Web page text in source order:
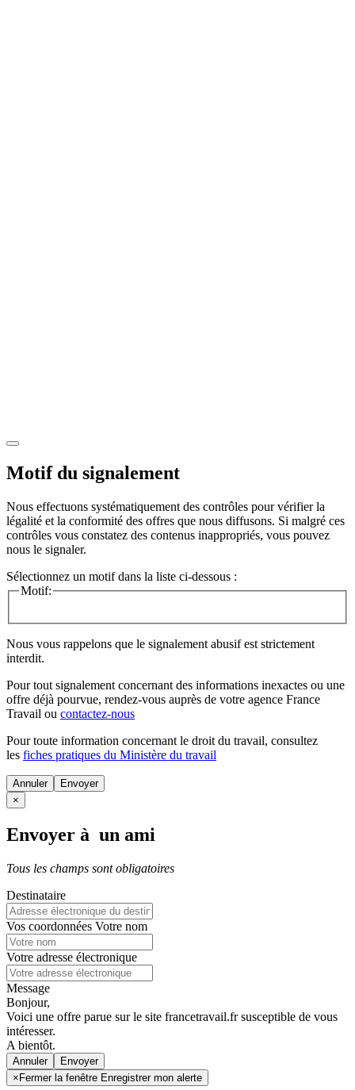
Motif du signalement
Nous effectuons systématiquement des contrôles pour vérifier la
légalité et la conformité des offres que nous diffusons. Si malgré ces
contrôles vous constatez des contenus inappropriés, vous pouvez
nous le signaler.
Sélectionnez un motif dans la liste ci-dessous :
Motif:
Nous vous rappelons que le signalement abusif est strictement
interdit.
Pour tout signalement concernant des informations inexactes ou une
offre déjà pourvue, rendez-vous auprès de votre agence France
Travail ou contactez-nous
Pour toute information concernant le droit du travail, consultez
les fiches pratiques du Ministère du travail
Annuler
×
Envoyer à un ami
Tous les champs sont obligatoires
Destinataire
Vos coordonnées Votre nom
Votre adresse électronique
Message
Bonjour,
Voici une offre parue sur le site francetravail.fr susceptible de vous
intéresser.
A bientôt.
Annuler
× Fermer la fenêtre Enregistrer mon alerte